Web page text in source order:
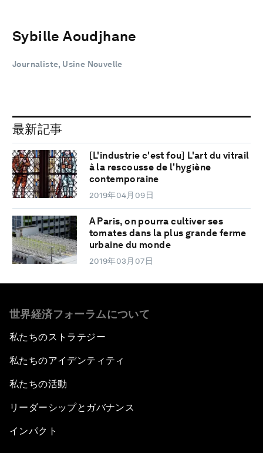
Sybille Aoudjhane
Journaliste, Usine Nouvelle
最新記事
[L'industrie c'est fou] L'art du vitrail
à la rescousse de l'hygiène
contemporaine
2019年04月09日
A Paris, on pourra cultiver ses
tomates dans la plus grande ferme
urbaine du monde
2019年03月07日
世界経済フォーラムについて
私たちのストラテジー
私たちのアイデンティティ
私たちの活動
リーダーシップとガバナンス
インパクト